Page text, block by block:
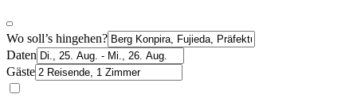
Wo soll’s hingehen?
Daten
Gäste